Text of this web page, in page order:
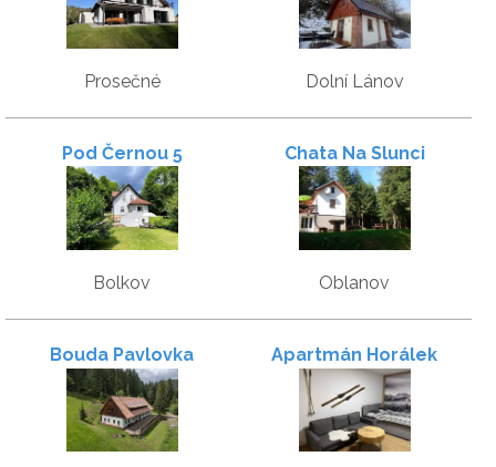
Prosečné Dolní Lánov
Pod Černou 5
Bolkov
Chata Na Slunci
Oblanov
Bouda Pavlovka Apartmán Horálek